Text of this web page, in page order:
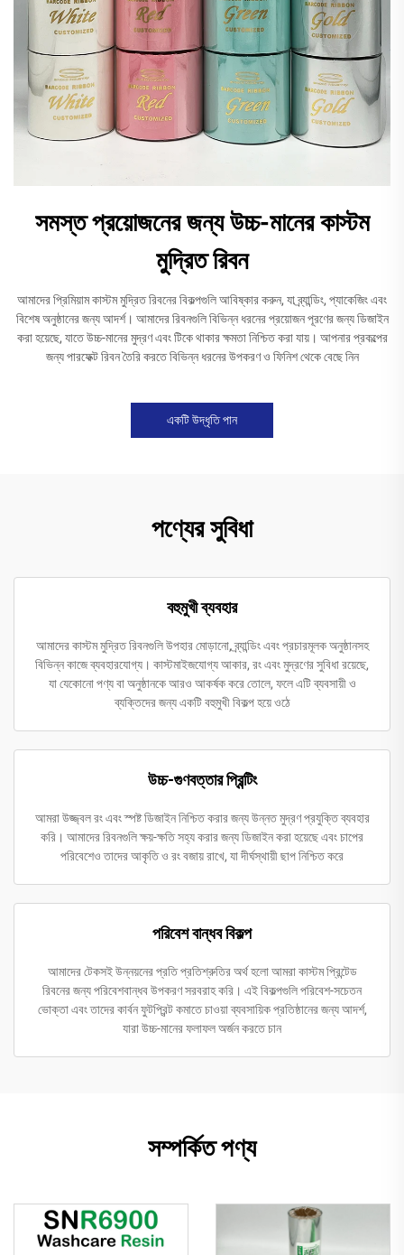
সমস্ত প্রয়োজনের জন্য উচ্চ-মানের কাস্টম
মুদ্রিত রিবন
আমাদের প্রিমিয়াম কাস্টম মুদ্রিত রিবনের বিকল্পগুলি আবিষ্কার করুন, যা ব্র্যান্ডিং, প্যাকেজিং এবং
বিশেষ অনুষ্ঠানের জন্য আদর্শ। আমাদের রিবনগুলি বিভিন্ন ধরনের প্রয়োজন পূরণের জন্য ডিজাইন
করা হয়েছে, যাতে উচ্চ-মানের মুদ্রণ এবং টিকে থাকার ক্ষমতা নিশ্চিত করা যায়। আপনার প্রকল্পের
জন্য পারফেক্ট রিবন তৈরি করতে বিভিন্ন ধরনের উপকরণ ও ফিনিশ থেকে বেছে নিন
একটি উদ্ধৃতি পান
পণ্যের সুবিধা
বহুমুখী ব্যবহার
আমাদের কাস্টম মুদ্রিত রিবনগুলি উপহার মোড়ানো, ব্র্যান্ডিং এবং প্রচারমূলক অনুষ্ঠানসহ
বিভিন্ন কাজে ব্যবহারযোগ্য। কাস্টমাইজযোগ্য আকার, রং এবং মুদ্রণের সুবিধা রয়েছে,
যা যেকোনো পণ্য বা অনুষ্ঠানকে আরও আকর্ষক করে তোলে, ফলে এটি ব্যবসায়ী ও
ব্যক্তিদের জন্য একটি বহুমুখী বিকল্প হয়ে ওঠে
উচ্চ-গুণবত্তার প্রিন্টিং
আমরা উজ্জ্বল রং এবং স্পষ্ট ডিজাইন নিশ্চিত করার জন্য উন্নত মুদ্রণ প্রযুক্তি ব্যবহার
করি। আমাদের রিবনগুলি ক্ষয়-ক্ষতি সহ্য করার জন্য ডিজাইন করা হয়েছে এবং চাপের
পরিবেশেও তাদের আকৃতি ও রং বজায় রাখে, যা দীর্ঘস্থায়ী ছাপ নিশ্চিত করে
পরিবেশ বান্ধব বিকল্প
আমাদের টেকসই উন্নয়নের প্রতি প্রতিশ্রুতির অর্থ হলো আমরা কাস্টম প্রিন্টেড
রিবনের জন্য পরিবেশবান্ধব উপকরণ সরবরাহ করি। এই বিকল্পগুলি পরিবেশ-সচেতন
ভোক্তা এবং তাদের কার্বন ফুটপ্রিন্ট কমাতে চাওয়া ব্যবসায়িক প্রতিষ্ঠানের জন্য আদর্শ,
যারা উচ্চ-মানের ফলাফল অর্জন করতে চান
সম্পর্কিত পণ্য